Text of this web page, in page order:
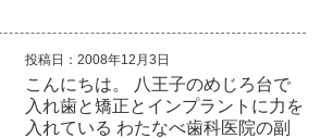
投稿日：2008年12月3日
こんにちは。 八王子のめじろ台で
入れ歯と矯正とインプラントに力を
入れている わたなべ歯科医院の副